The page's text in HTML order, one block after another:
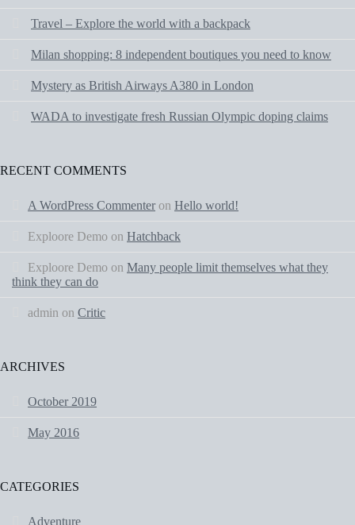
Travel – Explore the world with a backpack
Milan shopping: 8 independent boutiques you need to know
Mystery as British Airways A380 in London
WADA to investigate fresh Russian Olympic doping claims
RECENT COMMENTS
A WordPress Commenteron Hello world!
Exploore Demo on Hatchback
Exploore Demo on Many people limit themselves what they
think they can do
admin on Critic
ARCHIVES
October 2019
May 2016
CATEGORIES
Adventure